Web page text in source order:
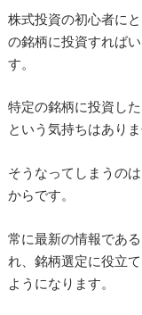
株式投資の初心者に
の銘柄に投資すれば
す。
特定の銘柄に投資し
という気持ちはあり
そうなってしまうの
からです。
常に最新の情報であ
れ、銘柄選定に役立
ようになります。